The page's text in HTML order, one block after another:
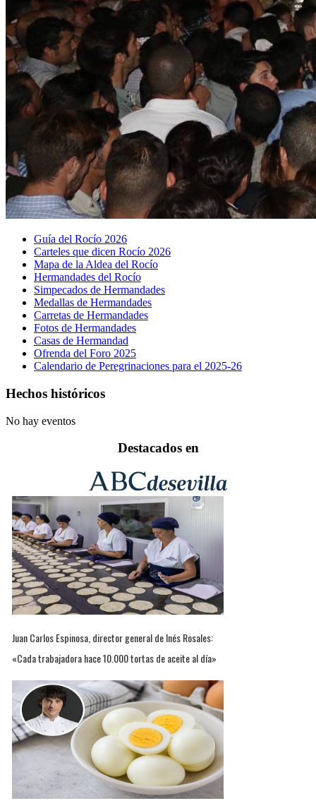
Guía del Rocío 2026
Carteles que dicen Rocío 2026
Mapa de la Aldea del Rocío
Hermandades del Rocío
Simpecados de Hermandades
Medallas de Hermandades
Carretas de Hermandades
Fotos de Hermandades
Casas de Hermandad
Ofrenda del Foro 2025
Calendario de Peregrinaciones para el 2025-26
Hechos históricos
No hay eventos
Destacados en
Juan Carlos Espinosa, director general de Inés Rosales:
«Cada trabajadora hace 10.000 tortas de aceite al día»